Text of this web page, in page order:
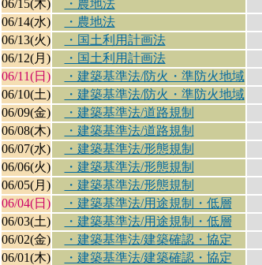
06/15(木)
・農地法
06/14(水)
・農地法
06/13(火)
・国土利用計画法
06/12(月)
・国土利用計画法
06/11(日)
・建築基準法/防火・準防火地域
06/10(土)
・建築基準法/防火・準防火地域
06/09(金)
・建築基準法/道路規制
06/08(木)
・建築基準法/道路規制
06/07(水)
・建築基準法/形態規制
06/06(火)
・建築基準法/形態規制
06/05(月)
・建築基準法/形態規制
06/04(日)
・建築基準法/用途規制・低層
06/03(土)
・建築基準法/用途規制・低層
06/02(金)
・建築基準法/建築確認・協定
06/01(木)
・建築基準法/建築確認・協定